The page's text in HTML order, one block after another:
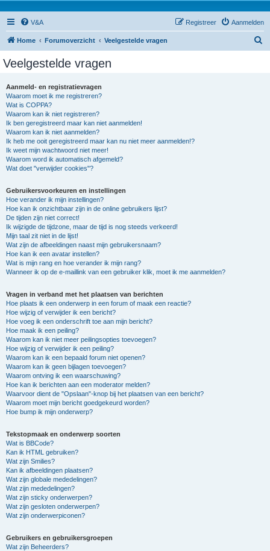
V&A Aanmelden
Registreer
Home Forumoverzicht Veelgestelde vragen
Veelgestelde vragen
Aanmeld- en registratievragen
Waarom moet ik me registreren?
Wat is COPPA?
Waarom kan ik niet registreren?
Ik ben geregistreerd maar kan niet aanmelden!
Waarom kan ik niet aanmelden?
Ik heb me ooit geregistreerd maar kan nu niet meer aanmelden!?
Ik weet mijn wachtwoord niet meer!
Waarom word ik automatisch afgemeld?
Wat doet "verwijder cookies"?
Gebruikersvoorkeuren en instellingen
Hoe verander ik mijn instellingen?
Hoe kan ik onzichtbaar zijn in de online gebruikers lijst?
De tijden zijn niet correct!
Ik wijzigde de tijdzone, maar de tijd is nog steeds verkeerd!
Mijn taal zit niet in de lijst!
Wat zijn de afbeeldingen naast mijn gebruikersnaam?
Hoe kan ik een avatar instellen?
Wat is mijn rang en hoe verander ik mijn rang?
Wanneer ik op de e-maillink van een gebruiker klik, moet ik me aanmelden?
Vragen in verband met het plaatsen van berichten
Hoe plaats ik een onderwerp in een forum of maak een reactie?
Hoe wijzig of verwijder ik een bericht?
Hoe voeg ik een onderschrift toe aan mijn bericht?
Hoe maak ik een peiling?
Waarom kan ik niet meer peilingsopties toevoegen?
Hoe wijzig of verwijder ik een peiling?
Waarom kan ik een bepaald forum niet openen?
Waarom kan ik geen bijlagen toevoegen?
Waarom ontving ik een waarschuwing?
Hoe kan ik berichten aan een moderator melden?
Waarvoor dient de "Opslaan"-knop bij het plaatsen van een bericht?
Waarom moet mijn bericht goedgekeurd worden?
Hoe bump ik mijn onderwerp?
Tekstopmaak en onderwerp soorten
Wat is BBCode?
Kan ik HTML gebruiken?
Wat zijn Smilies?
Kan ik afbeeldingen plaatsen?
Wat zijn globale mededelingen?
Wat zijn mededelingen?
Wat zijn sticky onderwerpen?
Wat zijn gesloten onderwerpen?
Wat zijn onderwerpiconen?
Gebruikers en gebruikersgroepen
Wat zijn Beheerders?